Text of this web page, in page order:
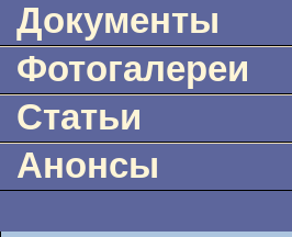
Документы
Фотогалереи
Статьи
Анонсы